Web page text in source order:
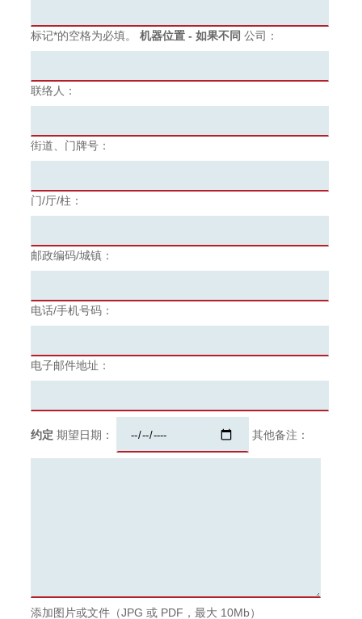
标记*的空格为必填。机器位置 - 如果不同 公司：
联络人：
街道、门牌号：
门/厅/柱：
邮政编码/城镇：
电话/手机号码：
电子邮件地址：
约定 期望日期： 其他备注：
添加图片或文件（JPG 或 PDF，最大 10Mb）